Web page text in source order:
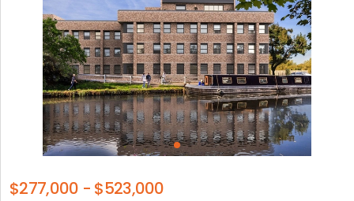
$277,000 - $523,000